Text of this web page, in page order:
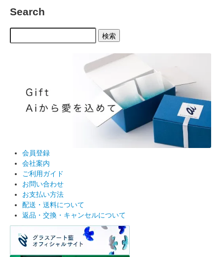
Search
検索
会員登録
会社案内
ご利用ガイド
お問い合わせ
お支払い方法
配送・送料について
返品・交換・キャンセルについて